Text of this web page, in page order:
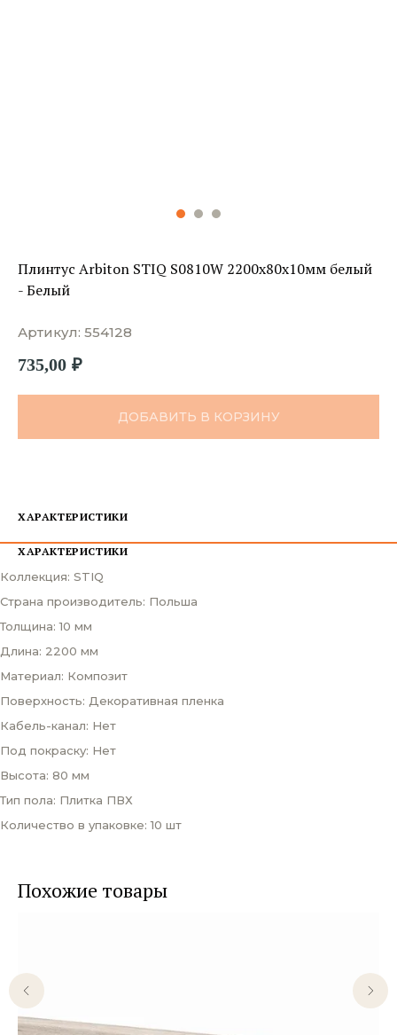
Плинтус Arbiton STIQ S0810W 2200х80х10мм белый
- Белый
Артикул: 554128
735,00 ₽
ДОБАВИТЬ В КОРЗИНУ
ХАРАКТЕРИСТИКИ
ХАРАКТЕРИСТИКИ
Коллекция: STIQ
Страна производитель: Польша
Толщина: 10 мм
Длина: 2200 мм
Материал: Композит
Поверхность: Декоративная пленка
Кабель-канал: Нет
Под покраску: Нет
Высота: 80 мм
Тип пола: Плитка ПВХ
Количество в упаковке: 10 шт
Похожие товары